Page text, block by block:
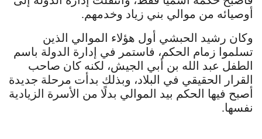
أوصيائه من موالي بني زياد وخدمهم.
وكان رشيد الحبشي أول هؤلاء الموالي الذين
تسلموا زمام الحكم، فاستمر في إدارة الدولة باسم
الطفل عبد الله بن أبي الجيش، لكنه كان صاحب
القرار الحقيقي في البلاد، وبذلك بدأت مرحلة جديدة
أصبح فيها الحكم بيد الموالي بدلًا من الأسرة الزيادية
نفسها.